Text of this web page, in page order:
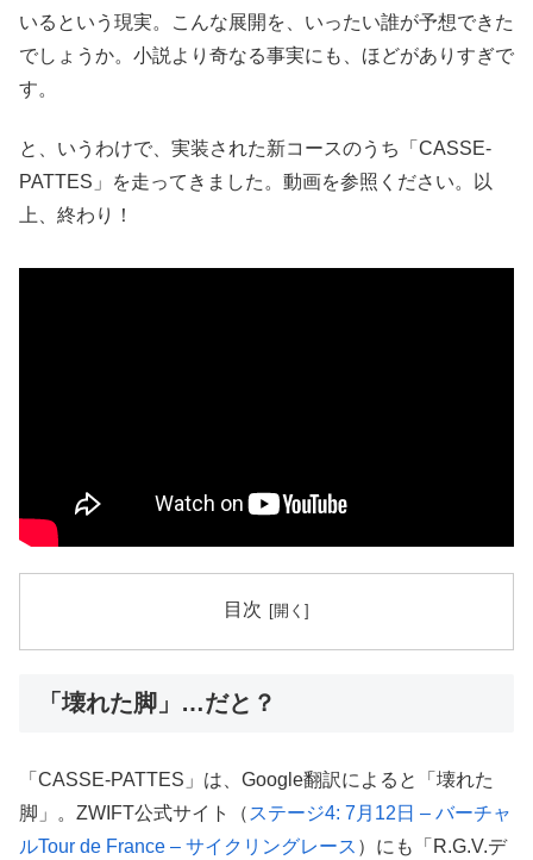
いるという現実。こんな展開を、いったい誰が予想できた
でしょうか。小説より奇なる事実にも、ほどがありすぎで
す。
と、いうわけで、実装された新コースのうち「CASSE-
PATTES」を走ってきました。動画を参照ください。以
上、終わり！
目次
「壊れた脚」…だと？
「CASSE-PATTES」は、Google翻訳によると「壊れた
脚」。ZWIFT公式サイト（ ステージ4: 7月12日 – バーチャ
ルTour de France – サイクリングレース ）にも「R.G.V.デ